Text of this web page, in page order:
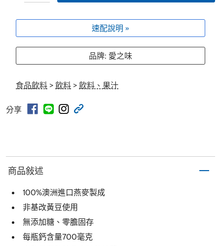
速配說明 »
品牌: 愛之味
食品飲料 > 飲料 > 飲料、果汁
分享
商品敍述
100%澳洲進口燕麥製成
非基改黃豆使用
無添加糖、零膽固存
每瓶鈣含量700毫克